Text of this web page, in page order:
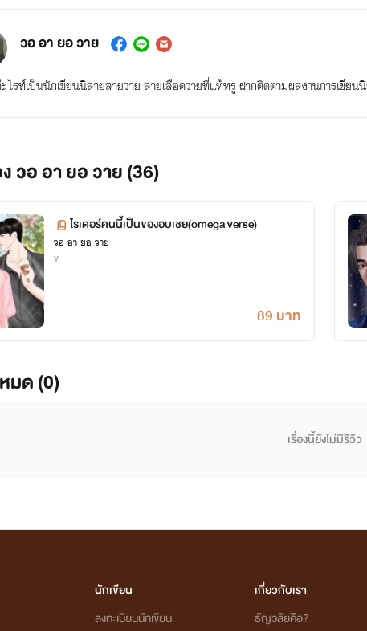
วอ อา ยอ วาย
ไรท์เป็นนักเขียนนิสายสายวาย สายเลือดวายที่แท้ทรู ฝากติดตามผลงานการเขีย
วอ อา ยอ วาย (36)
ไรเดอร์คนนี้เป็นของอบเชย(omega verse)
วอ อา ยอ วาย
Y
89 บาท
มด (0)
เรื่องนี้ยังไม่มีรีวิว
นักเขียน
ลงทะเบียนนักเขียน
เกี่ยวกับเรา
ธัญวลัยคือ?